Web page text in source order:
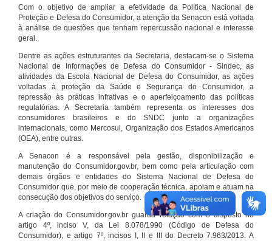
Com o objetivo de ampliar a efetividade da Política Nacional de
Proteção e Defesa do Consumidor, a atenção da Senacon está voltada
à análise de questões que tenham repercussão nacional e interesse
geral.
Dentre as ações estruturantes da Secretaria, destacam-se o Sistema
Nacional de Informações de Defesa do Consumidor - Sindec, as
atividades da Escola Nacional de Defesa do Consumidor, as ações
voltadas à proteção da Saúde e Segurança do Consumidor, a
repressão às práticas infrativas e o aperfeiçoamento das políticas
regulatórias. A Secretaria também representa os interesses dos
consumidores brasileiros e do SNDC junto a organizações
internacionais, como Mercosul, Organização dos Estados Americanos
(OEA), entre outras.
A Senacon é a responsável pela gestão, disponibilização e
manutenção do Consumidor.gov.br, bem como pela articulação com
demais órgãos e entidades do Sistema Nacional de Defesa do
Consumidor que, por meio de cooperação técnica, apoiam e atuam na
consecução dos objetivos do serviço.
A criação do Consumidor.gov.br guarda relação com o disposto no
artigo 4º, inciso V, da Lei 8.078/1990 (Código de Defesa do
Consumidor), e artigo 7º, incisos I, II e III do Decreto 7.963/2013. A